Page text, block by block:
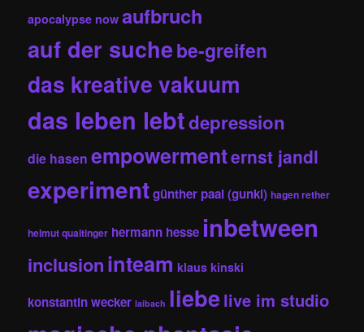
apocalypse now aufbruch
auf der suchebe-greifen
das kreative vakuum
das leben lebtdepression
die hasen empowermenternst jandl
experimentgünther paal (gunkl) hagen rether
helmut qualtinger hermann hesse inbetween
inclusioninteam klaus kinski
konstantin wecker laibach liebelive im studio